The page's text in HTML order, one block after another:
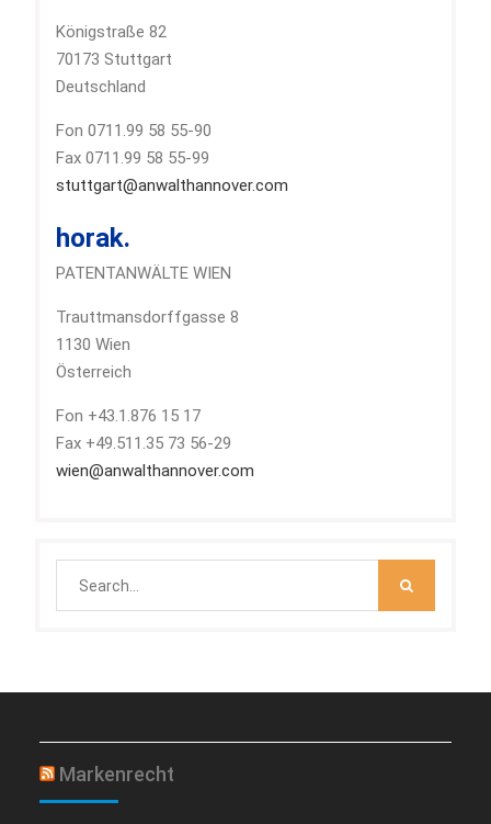
Königstraße 82
70173 Stuttgart
Deutschland
Fon 0711.99 58 55-90
Fax 0711.99 58 55-99
stuttgart@anwalthannover.com
horak.
PATENTANWÄLTE WIEN
Trauttmansdorffgasse 8
1130 Wien
Österreich
Fon +43.1.876 15 17
Fax +49.511.35 73 56-29
wien@anwalthannover.com
Markenrecht